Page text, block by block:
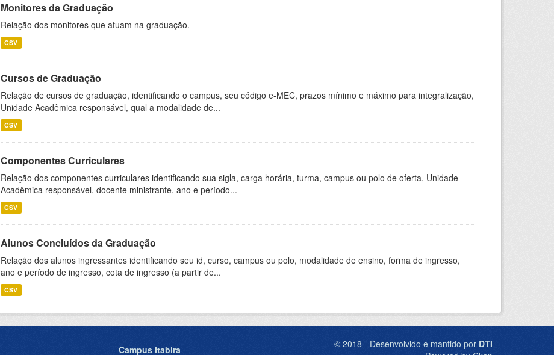
Monitores da Graduação
Relação dos monitores que atuam na graduação.
CSV
Cursos de Graduação
Relação de cursos de graduação, identificando o campus, seu código e-MEC, prazos mínimo e máximo para integralização,
Unidade Acadêmica responsável, qual a modalidade de...
CSV
Componentes Curriculares
Relação dos componentes curriculares identificando sua sigla, carga horária, turma, campus ou polo de oferta, Unidade
Acadêmica responsável, docente ministrante, ano e período...
CSV
Alunos Concluídos da Graduação
Relação dos alunos ingressantes identificando seu id, curso, campus ou polo, modalidade de ensino, forma de ingresso,
ano e período de ingresso, cota de ingresso (a partir de...
CSV
Campus Itabira © 2018 - Desenvolvido e mantido por DTI